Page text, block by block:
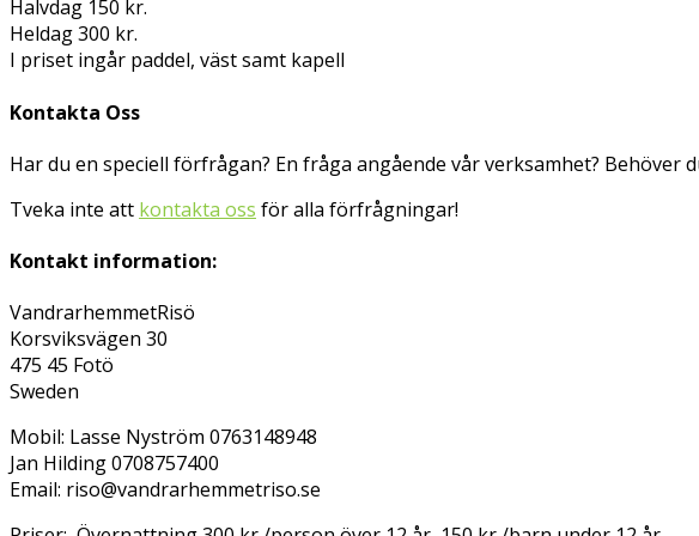
Halvdag 150 kr.
Heldag 300 kr.
I priset ingår paddel, väst samt kapell
Kontakta Oss
Har du en speciell förfrågan? En fråga angående vår verksamhet? Behöver
Tveka inte att kontakta oss för alla förfrågningar!
Kontakt information:
VandrarhemmetRisö
Korsviksvägen 30
475 45 Fotö
Sweden
Mobil: Lasse Nyström 0763148948
Jan Hilding 0708757400
Email: riso@vandrarhemmetriso.se